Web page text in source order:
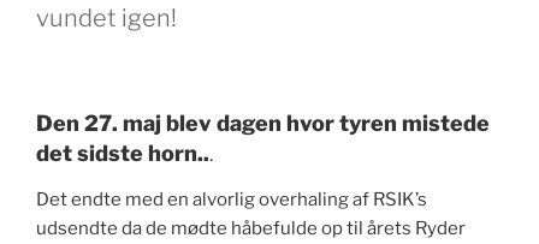
vundet igen!
Den 27. maj blev dagen hvor tyren mistede
det sidste horn...
Det endte med en alvorlig overhaling af RSIK’s
udsendte da de mødte håbefulde op til årets Ryder